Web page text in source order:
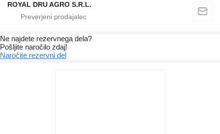
ROYAL DRU AGRO S.R.L.
Ne najdete rezervnega dela?
Pošljite naročilo zdaj!
Naročite rezervni del